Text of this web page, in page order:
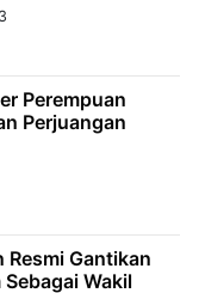
Perempuan
Perjuangan
Resmi Gantikan
Wakil